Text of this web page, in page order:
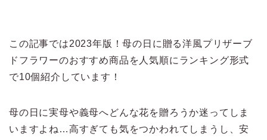
この記事では2023年版！母の日に贈る洋風プリザーブ
ドフラワーのおすすめ商品を人気順にランキング形式
で10個紹介しています！
母の日に実母や義母へどんな花を贈ろうか迷ってしま
いますよね…高すぎても気をつかわれてしまうし、安